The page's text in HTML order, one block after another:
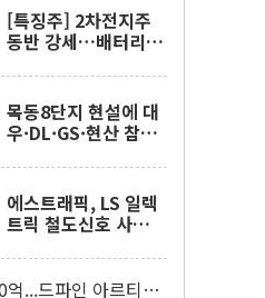
[특징주] 2차전지주
동반 강세…배터리3
목동8단지 현설에 대
우·DL·GS·현산 참
가' 조건
에스트래픽, LS 일렉
트릭 철도신호 사업
억...드파인 아르티아